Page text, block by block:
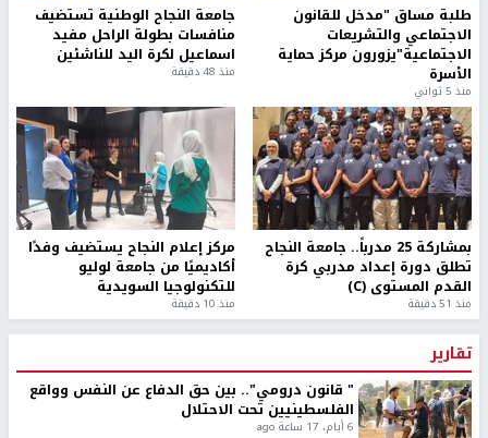
طلبة مساق "مدخل للقانون
الاجتماعي والتشريعات
الاجتماعية"يزورون مركز حماية
الأسرة
منذ 5 ثواني
جامعة النجاح الوطنية تستضيف
منافسات بطولة الراحل مفيد
اسماعيل لكرة اليد للناشئين
منذ 48 دقيقة
بمشاركة 25 مدرباً.. جامعة النجاح
تطلق دورة إعداد مدربي كرة
القدم المستوى (C)
منذ 51 دقيقة
مركز إعلام النجاح يستضيف وفدًا
أكاديميًا من جامعة لوليو
للتكنولوجيا السويدية
منذ 10 دقيقة
تقارير
" قانون درومي".. بين حق الدفاع عن النفس وواقع
الفلسطينيين تحت الاحتلال
6 أيام، 17 ساعة ago